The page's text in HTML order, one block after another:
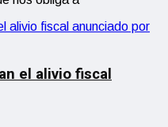
el alivio fiscal